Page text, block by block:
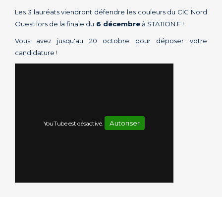
Les 3 lauréats viendront défendre les couleurs du CIC Nord
Ouest lors de la finale du 6 décembre à STATION F !
Vous avez jusqu'au 20 octobre pour déposer votre
candidature !
YouTube est désactivé. Autoriser